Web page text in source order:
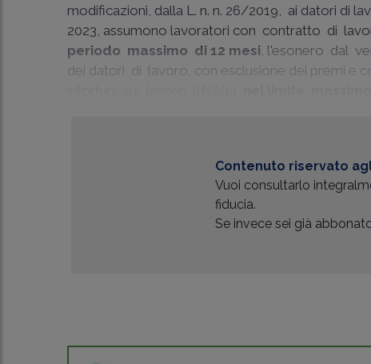
modificazioni, dalla L. n. n. 26/2019, ai datori di
2023, assumono lavoratori con contratto di
periodo massimo di 12 mesi, l'esonero dal
dei datori di lavoro, con esclusione dei premi e
Contenuto riservato
Vuoi consultarlo
fiducia.
Se invece sei già